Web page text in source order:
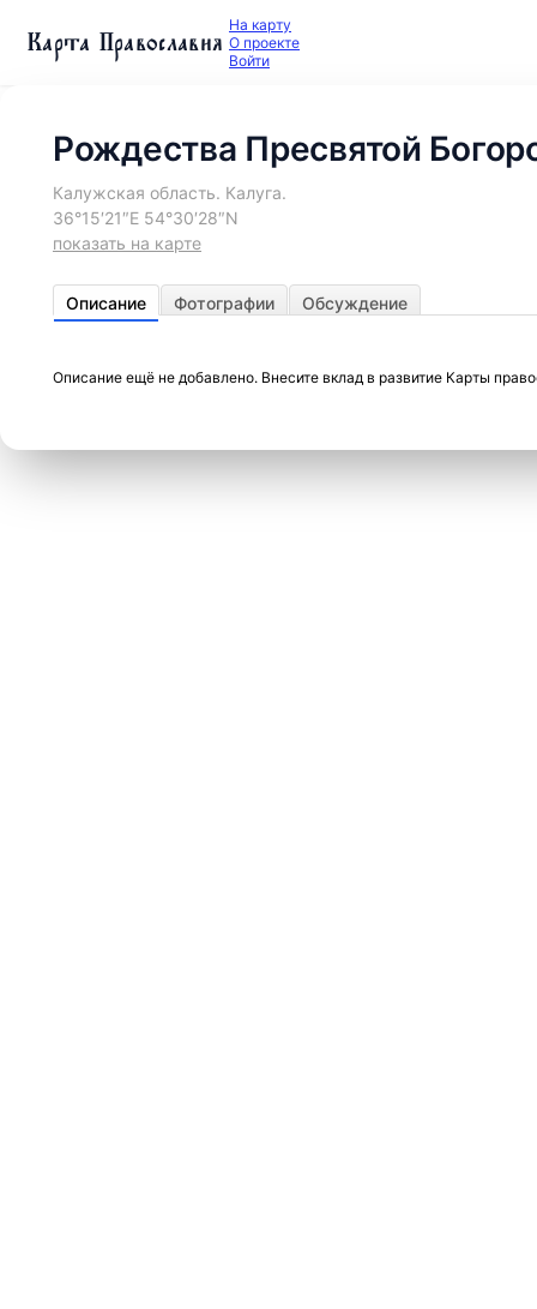
Карта Православия На карту
О проекте
Войти
Рождества Пресвятой
Калужская область. Калуга.
36°15′21″E 54°30′28″N
показать на карте
Описание Фотографии Обсуждение
Описание ещё не добавлено. Внесите вклад в развитие Карты